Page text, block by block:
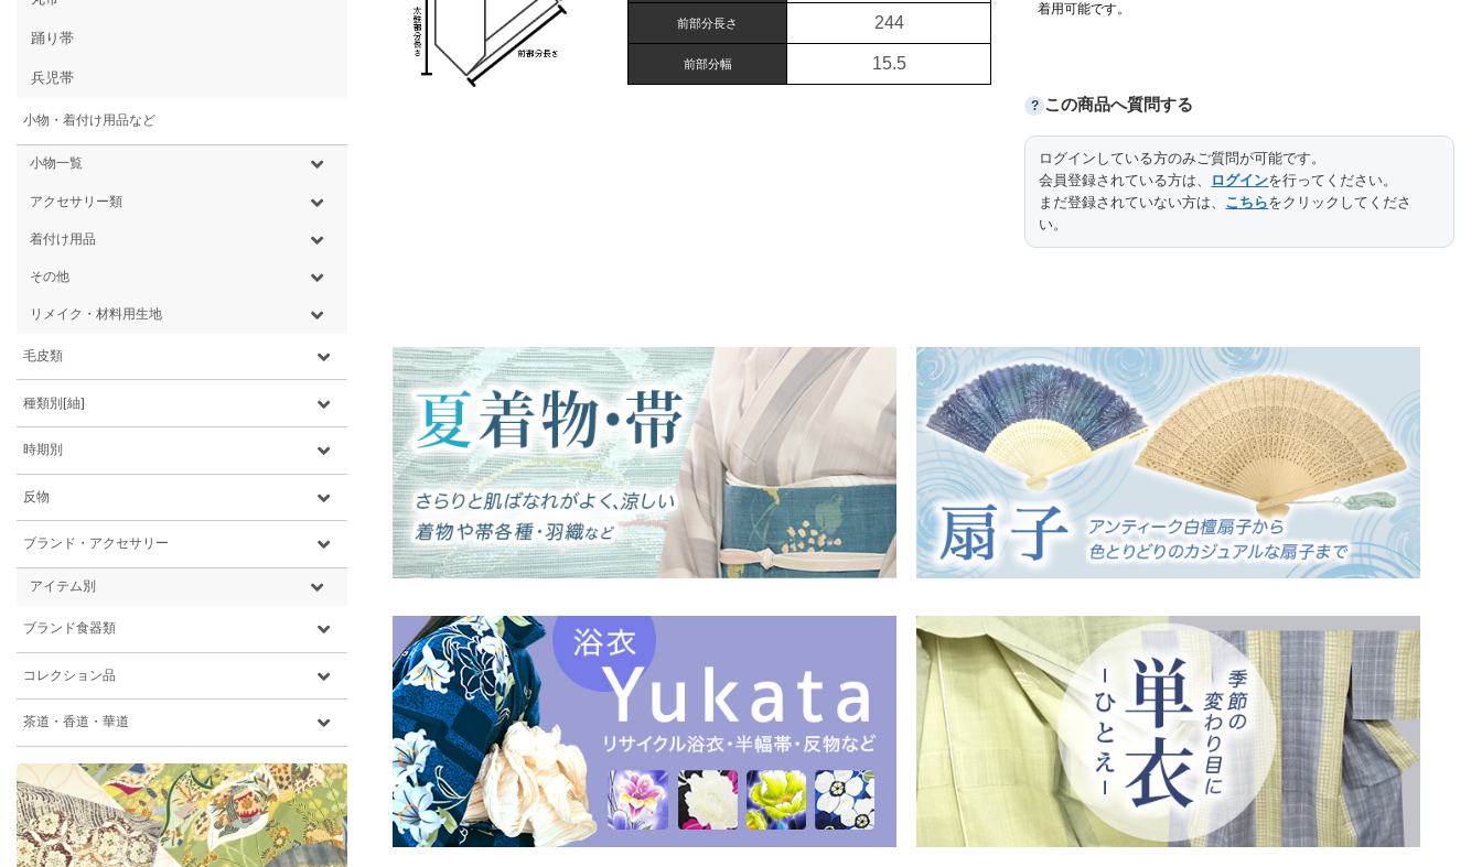
踊り帯
兵児帯
小物・着付け用品など
小物一覧
アクセサリー類
着付け用品
その他
リメイク・材料用生地
毛皮類
種類別[紬]
時期別
反物
ブランド・アクセサリー
アイテム別
ブランド食器類
コレクション品
茶道・香道・華道
前部分長さ 244
前部分幅 15.5
着用可能です。
? この商品へ質問する
ログインしている方のみご質問が可能です。
会員登録されている方は、
ログインを行ってください。
まだ登録されていない方は、 こちらをクリックしてくださ
い。